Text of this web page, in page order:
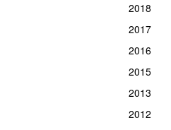
2018
2017
2016
2015
2013
2012